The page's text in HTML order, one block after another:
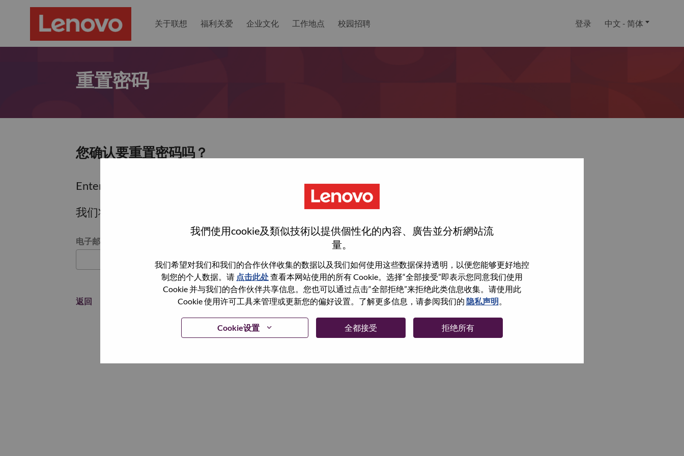
我們使用cookie及類似技術以提供個性化的內容、廣告並分析網站流
量。
我们希望对我们和我们的合作伙伴收集的数据以及我们如何使用这些数据保持透明，以便您能够更好地控
制您的个人数据。请 点击此处查看本网站使用的所有 Cookie。选择“全部接受”即表示您同意我们使用
Cookie 并与我们的合作伙伴共享信息。您也可以通过点击“全部拒绝”来拒绝此类信息收集。请使用此
Cookie 使用许可工具来管理或更新您的偏好设置。了解更多信息，请参阅我们的 隐私声明
Cookie设置 全都接受 拒绝所有
关于联想 福利关爱 企业文化 工作地点 校园招聘 登录 中文 - 简体
重置密码
您确认要重置密码吗？
Enter the email address associated with your account, then click "Continue".
我们将通过电子邮件向您发送一个链接以重置您的密码。
通过电子邮件重置密码
电子邮箱
继续
返回